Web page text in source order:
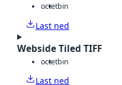
octetbin
Last ned
Webside Tiled TIFF
octetbin
Last ned